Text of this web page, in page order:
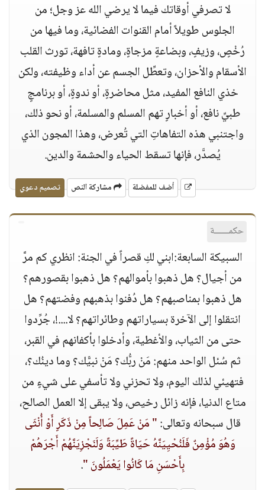
لا تصرفي أوقاتك فيما لا يرضي الله عز وجل؛ من
الجلوس طويلاً أمام القنوات الفضائية، وما فيها من
رُخْصٍ، وزيفٍ، وبضاعةٍ مزجاةٍ، ومادةٍ تافهة، تورث القلب
الأسقام والأحزان، وتعطِّل الجسم عن أداء وظيفته، ولكن
خذي النافع المفيد، مثل محاضرةٍ، أو ندوةٍ، أو برنامجٍ
طبيِّ نافع، أو أخبارٍ تهم المسلم والمسلمة، أو نحو ذلك،
واجتنبي هذه التفاهاتِ التي تُعرض، وهذا المجون الذي
يُصدَّر، فإنها تسقط الحياء والحشمة والدين.
أضف للمفضلة مشاركة النص تصميم دعوي
حكمــــــة
السبيكة السابعة:ابني لكِ قصراً في الجنة: انظري كم مرَّ
من أجيال؟ هل ذهبوا بأموالهم؟ هل ذهبوا بقصورهم؟
هل ذهبوا بمناصبهم؟ هل دُفنوا بذهبهم وفضتهم؟ هل
انتقلوا إلى الآخرة بسياراتهم وطائراتهم؟ لا....!، جُرِّدوا
حتى من الثياب، والأغطية، وأدخلوا بأكفانهم في القبر،
ثم سُئل الواحد منهم: مَنْ ربُّك؟ مَنْ نبيًّك؟ وما دينُك؟،
فتهيئي لذلك اليوم، ولا تحزني ولا تأسفي على شيءٍ من
متاع الدنيا، فإنه زائل رخيص، ولا يبقى إلا العمل الصالح،
قال سبحانه وتعالى:" مَنْ عَمِلَ صَالِحاً مِنْ ذَكَرٍ أَوْ أُنْثَى
وَهُوَ مُؤْمِنٌ فَلَنُحْيِيَنَّهُ حَيَاةً طَيِّبَةً وَلَنَجْزِيَنَّهُمْ أَجْرَهُمْ
بِأَحْسَنِ مَا كَانُوا يَعْمَلُونَ ".